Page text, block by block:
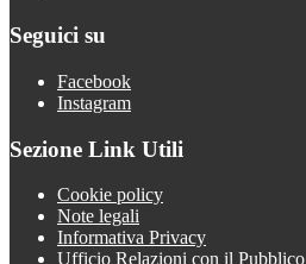
Seguici su
Facebook
Instagram
Sezione Link Utili
Cookie policy
Note legali
Informativa Privacy
Ufficio Relazioni con il Pubblico